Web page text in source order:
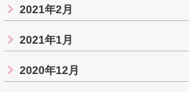
2021年2月
2021年1月
2020年12月